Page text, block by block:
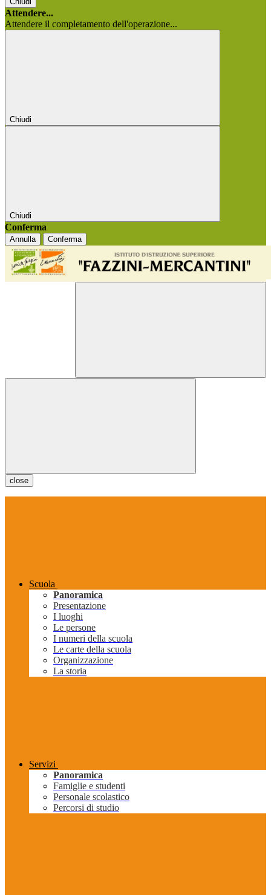
Attendere...
Attendere il completamento dell'operazione...
Chiudi
Chiudi
Conferma
Annulla Conferma
close
Scuola
Panoramica
Presentazione
I luoghi
Le persone
I numeri della scuola
Le carte della scuola
Organizzazione
La storia
Servizi
Panoramica
Famiglie e studenti
Personale scolastico
Percorsi di studio